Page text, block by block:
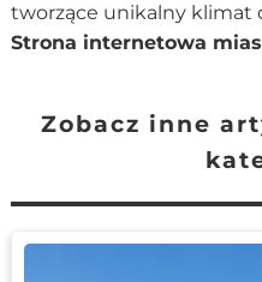
tworzące unikalny klimat
Strona internetowa
Zobacz inne